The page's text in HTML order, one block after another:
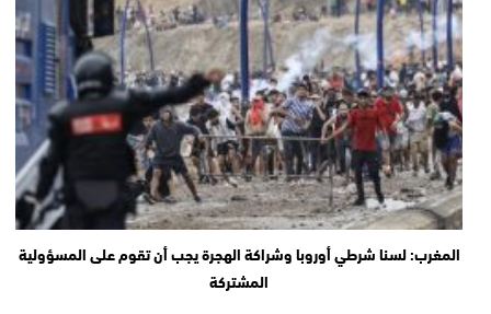
المغرب: لسنا شرطي أوروبا وشراكة الهجرة يجب أن تقوم على المسؤولية
المشتركة